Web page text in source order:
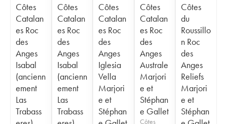
Côtes
Catalan
es Roc
des
Anges
Isabal
(ancienn
ement
Las
Trabass
Côtes
Catalan
es Roc
des
Anges
Isabal
(ancienn
ement
Las
Trabass
Côtes
Catalan
es Roc
des
Anges
Iglesia
Vella
Marjori
e et
Stéphan
Côtes
Catalan
es Roc
des
Anges
Australe
Marjori
e et
Stéphan
e Gallet
Côtes
Côtes
du
Roussillo
n Roc
des
Anges
Reliefs
Marjori
e et
Stéphan